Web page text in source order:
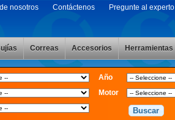
nosotros Contáctenos Pregunte al experto
Correas Accesorios Herramientas
Año
Motor